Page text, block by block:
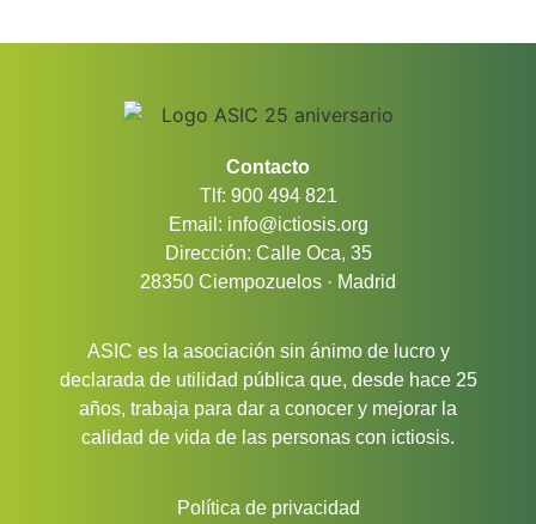
Contacto
Tlf: 900 494 821
Email: info@ictiosis.org
Dirección: Calle Oca, 35
28350 Ciempozuelos · Madrid
ASIC es la asociación sin ánimo de lucro y
declarada de utilidad pública que, desde hace 25
años, trabaja para dar a conocer y mejorar la
calidad de vida de las personas con ictiosis.
Política de privacidad